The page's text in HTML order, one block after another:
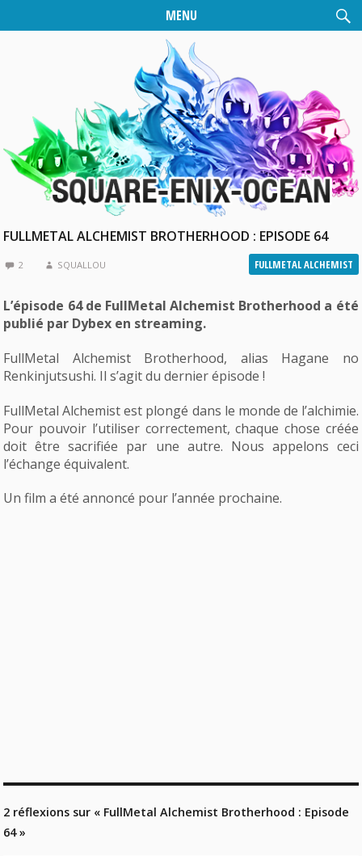
MENU
FULLMETAL ALCHEMIST BROTHERHOOD : EPISODE 64
FULLMETAL ALCHEMIST
2 SQUALLOU
L’épisode 64 de FullMetal Alchemist Brotherhood a été
publié par Dybex en streaming.
FullMetal Alchemist Brotherhood, alias Hagane no
Renkinjutsushi. Il s’agit du dernier épisode !
FullMetal Alchemist est plongé dans le monde de l’alchimie.
Pour pouvoir l’utiliser correctement, chaque chose créée
doit être sacrifiée par une autre. Nous appelons ceci
l’échange équivalent.
Un film a été annoncé pour l’année prochaine.
2 réflexions sur « FullMetal Alchemist Brotherhood : Episode
64 »